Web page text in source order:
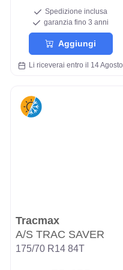
Spedizione inclusa
garanzia fino 3 anni
Aggiungi
Li riceverai entro il 14 Agosto
Tracmax
A/S TRAC SAVER
175/70 R14 84T